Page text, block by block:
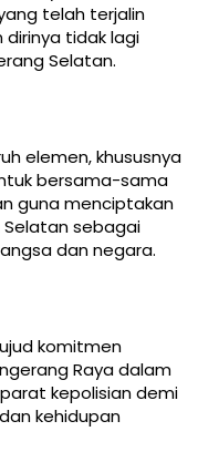
telah terjalin
tidak lagi
Selatan.
elemen, khususnya
bersama-sama
guna menciptakan
Selatan sebagai
dan negara.
komitmen
Raya dalam
kepolisian demi
kehidupan